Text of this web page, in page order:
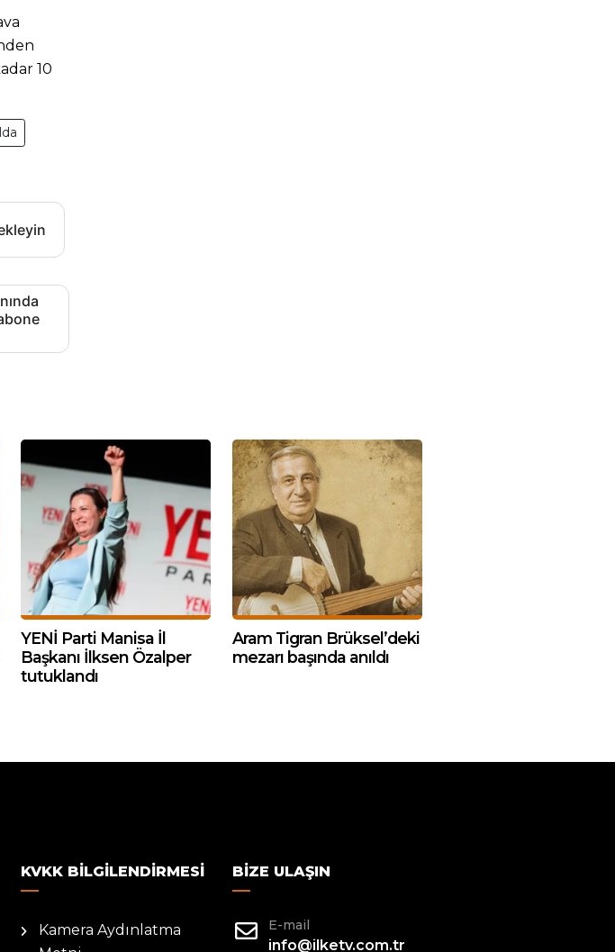
10
YENİ Parti Manisa İl
Başkanı İlksen Özalper
tutuklandı
Aram Tigran Brüksel’deki
mezarı başında anıldı
KVKK BILGILENDIRMESI
Kamera Aydınlatma
BIZE ULAŞIN
E-mail
info@ilketv.com.tr